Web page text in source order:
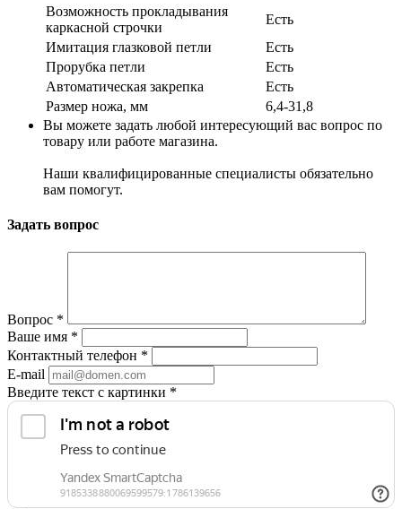
Возможность прокладывания
каркасной строчки
Есть
Имитация глазковой петли
Есть
Прорубка петли
Есть
Автоматическая закрепка
Есть
Размер ножа, мм
6,4-31,8
Вы можете задать любой интересующий вас вопрос по
товару или работе магазина.
Наши квалифицированные специалисты обязательно
вам помогут.
Задать вопрос
Вопрос *
Ваше имя *
Контактный телефон *
E-mail
Введите текст с картинки *